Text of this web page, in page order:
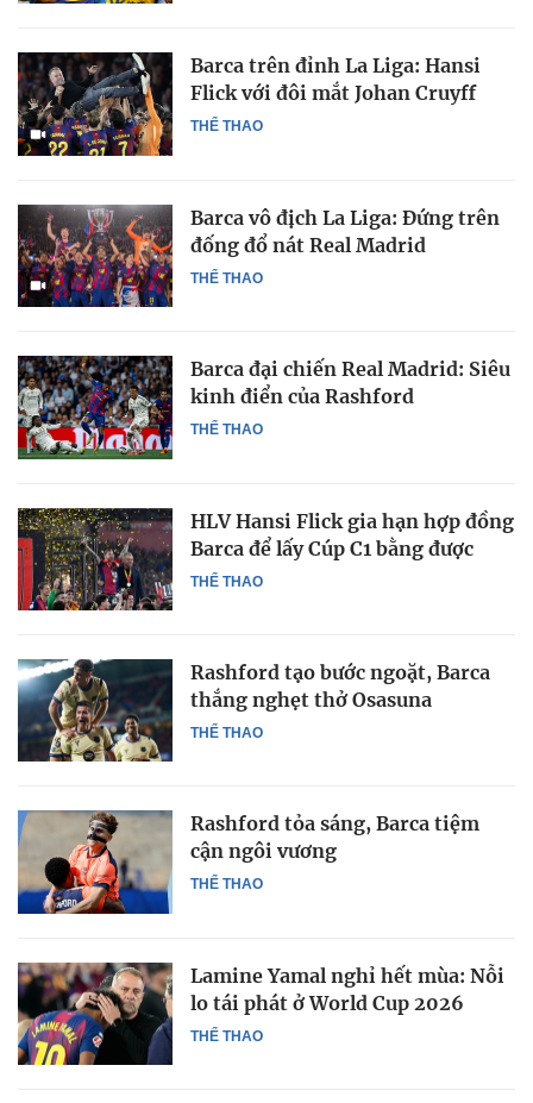
THỂ THAO
Barca trên đỉnh La Liga: Hansi
Flick với đôi mắt Johan Cruyff
THỂ THAO
Barca vô địch La Liga: Đứng trên
đống đổ nát Real Madrid
THỂ THAO
Barca đại chiến Real Madrid: Siêu
kinh điển của Rashford
THỂ THAO
HLV Hansi Flick gia hạn hợp đồng
Barca để lấy Cúp C1 bằng được
THỂ THAO
Rashford tạo bước ngoặt, Barca
thắng nghẹt thở Osasuna
THỂ THAO
Rashford tỏa sáng, Barca tiệm
cận ngôi vương
THỂ THAO
Lamine Yamal nghỉ hết mùa: Nỗi
lo tái phát ở World Cup 2026